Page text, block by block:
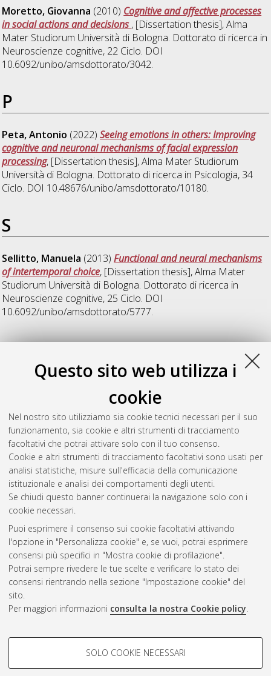
Questo sito web utilizza i
cookie
Nel nostro sito utilizziamo sia cookie tecnici necessari per il suo
funzionamento, sia cookie e altri strumenti di tracciamento
facoltativi che potrai attivare solo con il tuo consenso.
Cookie e altri strumenti di tracciamento facoltativi sono usati per
analisi statistiche, misure sull'efficacia della comunicazione
istituzionale e analisi dei comportamenti degli utenti.
Se chiudi questo banner continuerai la navigazione solo con i
cookie necessari.
Puoi esprimere il consenso sui cookie facoltativi attivando
l'opzione in "Personalizza cookie" e, se vuoi, potrai esprimere
consensi più specifici in "Mostra cookie di profilazione".
Potrai sempre rivedere le tue scelte e verificare lo stato dei
consensi rientrando nella sezione "Impostazione cookie" del
sito.
Per maggiori informazioni consulta la nostra Cookie policy.
COOKIE DI PROFILAZIONE -
SOLO COOKIE NECESSARI
Moretto, Giovanna (2010) Cognitive and affective processes
in social actions and decisions , [Dissertation thesis], Alma
Mater Studiorum Università di Bologna. Dottorato di ricerca in
Neuroscienze cognitive, 22 Ciclo. DOI
10.6092/unibo/amsdottorato/3042.
P
Peta, Antonio (2022)Seeing emotions in others: Improving
cognitive and neuronal mechanisms of facial expression
processing, [Dissertation thesis], Alma Mater Studiorum
Università di Bologna. Dottorato di ricerca in Psicologia, 34
Ciclo. DOI 10.48676/unibo/amsdottorato/10180.
S
Sellitto, Manuela (2013)Functional and neural mechanisms
of intertemporal choice, [Dissertation thesis], Alma Mater
Studiorum Università di Bologna. Dottorato di ricerca in
Neuroscienze cognitive, 25 Ciclo. DOI
10.6092/unibo/amsdottorato/5777.
T
Trajkovic, Jelena(2023) Oscillatory mechanisms of conscious
, [Dissertation thesis], Alma Mater
Studiorum Università di Bologna. Dottorato di ricerca in
Psychology , 35 Ciclo. DOI
10.48676/unibo/amsdottorato/10854.
Questa lista e' stata generata il Wed Aug 5 20:46:39 2026
Atom
Rss 1.0
Rss 2.0
ISSN: 2038-7946
Impostazioni Cookie
Informativa sulla privacy
Condizioni d’uso del sito